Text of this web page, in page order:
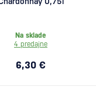
Na sklade
4 predajne
6,30 €